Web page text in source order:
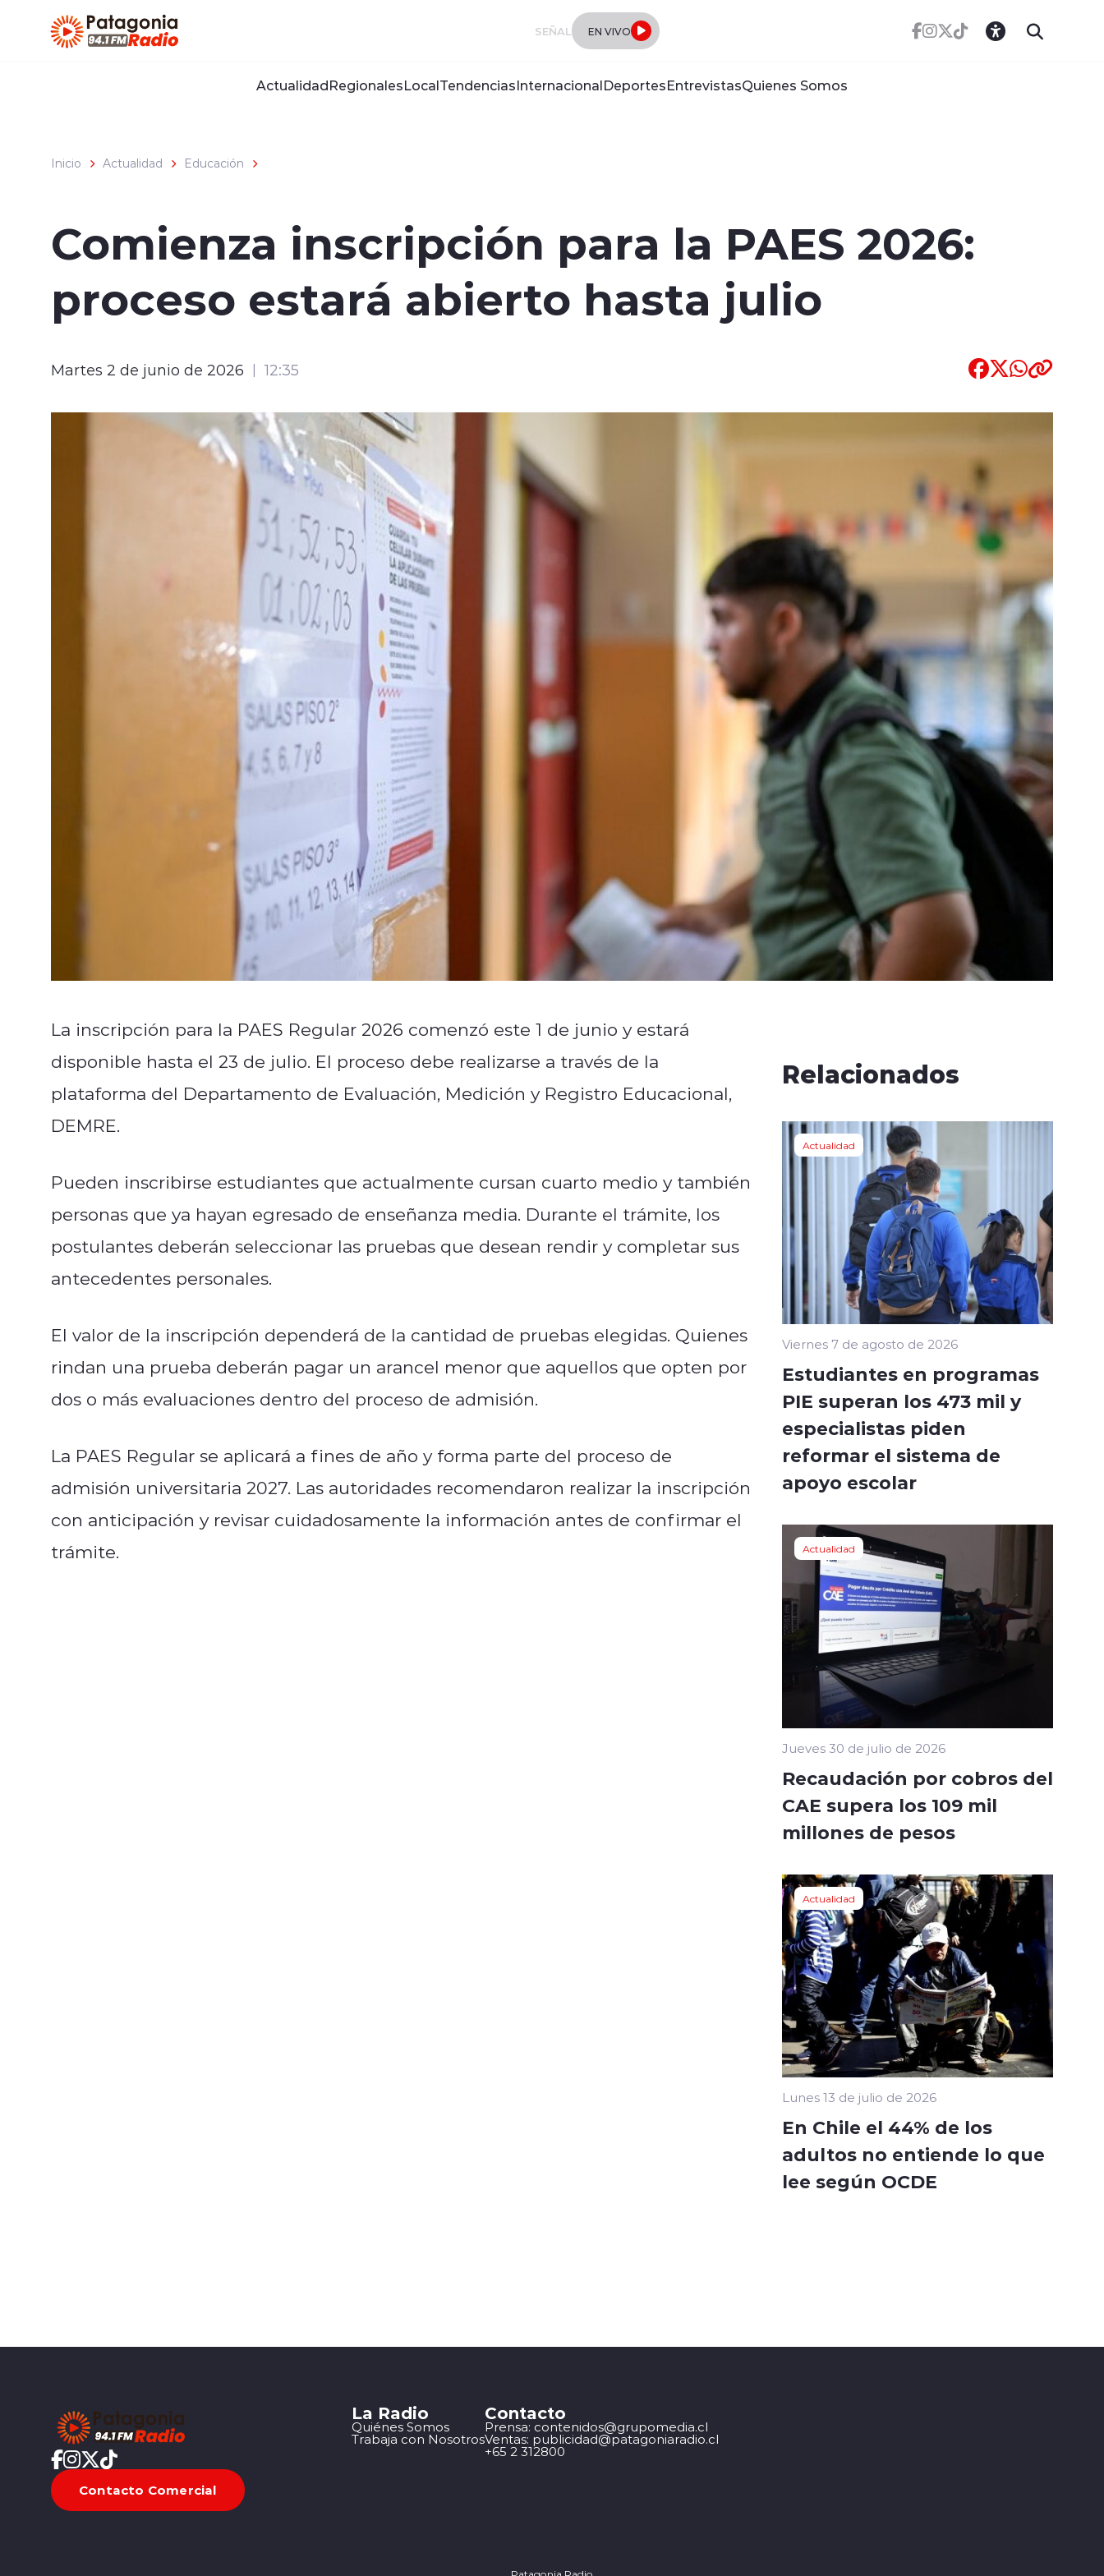
SEÑAL EN VIVO
ActualidadRegionalesLocalTendenciasInternacionalDeportesEntrevistasQuienes Somos
Inicio Actualidad Educación
Comienza inscripción para la PAES 2026:
proceso estará abierto hasta julio
Martes 2 de junio de 2026 12:35
La inscripción para la PAES Regular 2026 comenzó este 1 de junio y estará
disponible hasta el 23 de julio. El proceso debe realizarse a través de la
plataforma del Departamento de Evaluación, Medición y Registro Educacional,
DEMRE.
Pueden inscribirse estudiantes que actualmente cursan cuarto medio y también
personas que ya hayan egresado de enseñanza media. Durante el trámite, los
postulantes deberán seleccionar las pruebas que desean rendir y completar sus
antecedentes personales.
El valor de la inscripción dependerá de la cantidad de pruebas elegidas. Quienes
rindan una prueba deberán pagar un arancel menor que aquellos que opten por
dos o más evaluaciones dentro del proceso de admisión.
La PAES Regular se aplicará a fines de año y forma parte del proceso de
admisión universitaria 2027. Las autoridades recomendaron realizar la inscripción
con anticipación y revisar cuidadosamente la información antes de confirmar el
trámite.
Relacionados
Actualidad
Viernes 7 de agosto de 2026
Estudiantes en programas
PIE superan los 473 mil y
especialistas piden
reformar el sistema de
apoyo escolar
Actualidad
Jueves 30 de julio de 2026
Recaudación por cobros del
CAE supera los 109 mil
millones de pesos
Actualidad
Lunes 13 de julio de 2026
En Chile el 44% de los
adultos no entiende lo que
lee según OCDE
Contacto Comercial
La Radio
Quiénes Somos
Trabaja con Nosotros
Contacto
Prensa: contenidos@grupomedia.cl
Ventas: publicidad@patagoniaradio.cl
+65 2 312800